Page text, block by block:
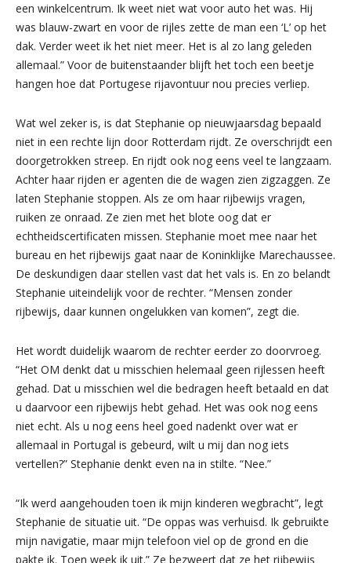
een winkelcentrum. Ik weet niet wat voor auto het was. Hij
was blauw-zwart en voor de rijles zette de man een ‘L’ op het
dak. Verder weet ik het niet meer. Het is al zo lang geleden
allemaal.” Voor de buitenstaander blijft het toch een beetje
hangen hoe dat Portugese rijavontuur nou precies verliep.
Wat wel zeker is, is dat Stephanie op nieuwjaarsdag bepaald
niet in een rechte lijn door Rotterdam rijdt. Ze overschrijdt een
doorgetrokken streep. En rijdt ook nog eens veel te langzaam.
Achter haar rijden er agenten die de wagen zien zigzaggen. Ze
laten Stephanie stoppen. Als ze om haar rijbewijs vragen,
ruiken ze onraad. Ze zien met het blote oog dat er
echtheidscertificaten missen. Stephanie moet mee naar het
bureau en het rijbewijs gaat naar de Koninklijke Marechaussee.
De deskundigen daar stellen vast dat het vals is. En zo belandt
Stephanie uiteindelijk voor de rechter. “Mensen zonder
rijbewijs, daar kunnen ongelukken van komen”, zegt die.
Het wordt duidelijk waarom de rechter eerder zo doorvroeg.
“Het OM denkt dat u misschien helemaal geen rijlessen heeft
gehad. Dat u misschien wel die bedragen heeft betaald en dat
u daarvoor een rijbewijs hebt gehad. Het was ook nog eens
niet echt. Als u nog eens heel goed nadenkt over wat er
allemaal in Portugal is gebeurd, wilt u mij dan nog iets
vertellen?” Stephanie denkt even na in stilte. “Nee.”
“Ik werd aangehouden toen ik mijn kinderen wegbracht”, legt
Stephanie de situatie uit. “De oppas was verhuisd. Ik gebruikte
mijn navigatie, maar mijn telefoon viel op de grond en die
pakte ik. Toen week ik uit.” Ze bezweert dat ze het rijbewijs